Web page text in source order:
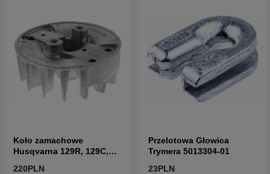
Koło zamachowe
Husqvarna 129R, 129C,
220PLN
Przelotowa Głowica
Trymera 5013304-01
23PLN